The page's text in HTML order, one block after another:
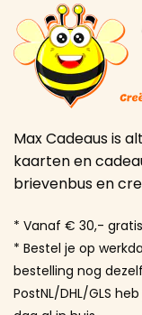
Max Cadeaus is
kaarten en
brievenbus en
* Vanaf € 30,-
* Bestel je op
bestelling nog
PostNL/DHL/GLS